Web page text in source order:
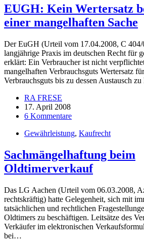
EUGH: Kein Wertersatz
einer mangelhaften Sache
Der EuGH (Urteil vom 17.04.2008, C 404/
langjährige Praxis im deutschen Recht für
erklärt: Ein Verbraucher ist nicht
mangelhaften Verbrauchsguts Wertersatz
Verbrauchsguts bis zu dessen Austausch
RA FRESE
17. April 2008
6 Kommentare
Gewährleistung, Kaufrecht
Sachmängelhaftung beim
Oldtimerverkauf
Das LG Aachen (Urteil vom 06.03.2008,
rechtskräftig) hatte Gelegenheit, sich mit
tatsächlichen und rechtlichen
Oldtimers zu beschäftigen. Leitsätze des
Verkäufer im elektronischen
bei…